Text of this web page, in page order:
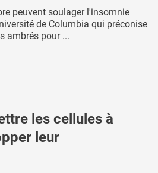
peuvent soulager l'insomnie
de Columbia qui préconise
ambrés pour ...
les cellules à
leur